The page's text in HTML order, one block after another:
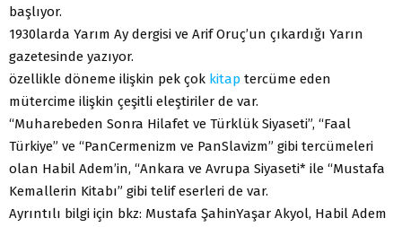
başlıyor.
1930larda Yarım Ay dergisi ve Arif Oruç’un çıkardığı Yarın
gazetesinde yazıyor.
özellikle döneme ilişkin pek çok kitap tercüme eden
mütercime ilişkin çeşitli eleştiriler de var.
“Muharebeden Sonra Hilafet ve Türklük Siyaseti”, “Faal
Türkiye” ve “PanCermenizm ve PanSlavizm” gibi tercümeleri
olan Habil Adem’in, “Ankara ve Avrupa Siyaseti* ile “Mustafa
Kemallerin Kitabı” gibi telif eserleri de var.
Ayrıntılı bilgi için bkz: Mustafa ŞahinYaşar Akyol, Habil Adem